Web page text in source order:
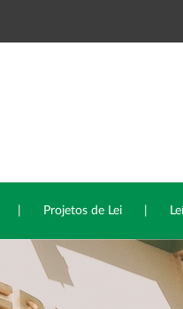
Projetos de Lei